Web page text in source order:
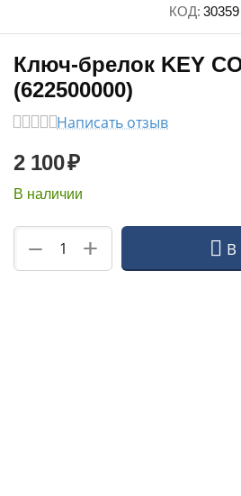
КОД: 30359
Ключ-брелок KEY
(622500000)
Написать отзыв
2 100₽
В наличии
+
− В